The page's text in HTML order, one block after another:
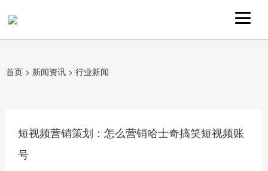
首页 > 新闻资讯 > 行业新闻
短视频营销策划：怎么营销哈士奇搞笑短视频账
号